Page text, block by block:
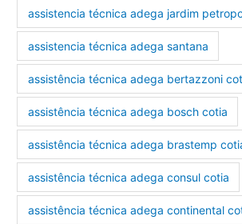
assistencia técnica adega jardim
assistencia técnica adega santana
assistência técnica adega bertazzoni
assistência técnica adega bosch cotia
assistência técnica adega brastemp
assistência técnica adega consul cotia
assistência técnica adega continental